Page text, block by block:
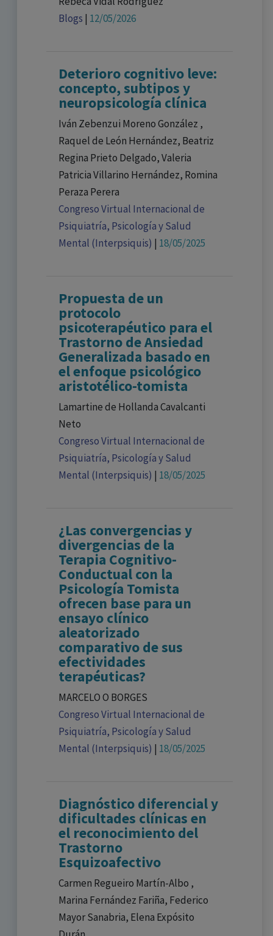
Blogs | 12/05/2026
Deterioro cognitivo leve:
concepto, subtipos y
neuropsicología clínica
Iván Zebenzui Moreno González ,
Raquel de León Hernández, Beatriz
Regina Prieto Delgado, Valeria
Patricia Villarino Hernández, Romina
Peraza Perera
Congreso Virtual Internacional de
Psiquiatría, Psicología y Salud
Mental (Interpsiquis) | 18/05/2025
Propuesta de un
protocolo
psicoterapéutico para el
Trastorno de Ansiedad
Generalizada basado en
el enfoque psicológico
aristotélico-tomista
Lamartine de Hollanda Cavalcanti
Neto
Congreso Virtual Internacional de
Psiquiatría, Psicología y Salud
Mental (Interpsiquis) | 18/05/2025
¿Las convergencias y
divergencias de la
Terapia Cognitivo-
Conductual con la
Psicología Tomista
ofrecen base para un
ensayo clínico
aleatorizado
comparativo de sus
efectividades
terapéuticas?
MARCELO O BORGES
Congreso Virtual Internacional de
Psiquiatría, Psicología y Salud
Mental (Interpsiquis) | 18/05/2025
Diagnóstico diferencial y
dificultades clínicas en
el reconocimiento del
Trastorno
Esquizoafectivo
Carmen Regueiro Martín-Albo ,
Marina Fernández Fariña, Federico
Mayor Sanabria, Elena Expósito